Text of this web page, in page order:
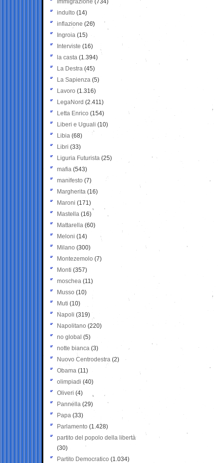
Immigrazione (734)
indulto (14)
inflazione (26)
Ingroia (15)
Interviste (16)
la casta (1.394)
La Destra (45)
La Sapienza (5)
Lavoro (1.316)
LegaNord (2.411)
Letta Enrico (154)
Liberi e Uguali (10)
Libia (68)
Libri (33)
Liguria Futurista (25)
mafia (543)
manifesto (7)
Margherita (16)
Maroni (171)
Mastella (16)
Mattarella (60)
Meloni (14)
Milano (300)
Montezemolo (7)
Monti (357)
moschea (11)
Musso (10)
Muti (10)
Napoli (319)
Napolitano (220)
no global (5)
notte bianca (3)
Nuovo Centrodestra (2)
Obama (11)
olimpiadi (40)
Oliveri (4)
Pannella (29)
Papa (33)
Parlamento (1.428)
partito del popolo della libertà
(30)
Partito Democratico (1.034)